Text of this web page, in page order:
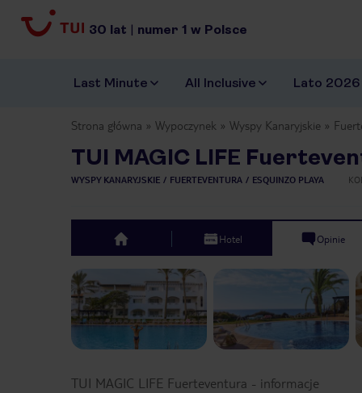
30 lat | numer 1 w Polsce
Last Minute All Inclusive Lato 2026
Strona główna Wypoczynek Wyspy Kanaryjskie
TUI MAGIC LIFE
WYSPY KANARYJSKIE FUERTEVENTURA ESQUINZO PLAYA
top Hotel Opinie
Previous slide
TUI MAGIC LIFE Fuerteventura - informacje